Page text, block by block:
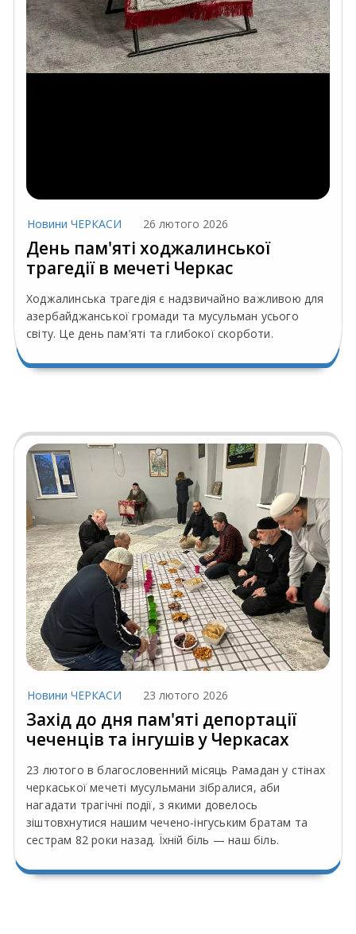
Новини ЧЕРКАСИ 26 лютого 2026
День пам'яті ходжалинської
трагедії в мечеті Черкас
Ходжалинська трагедія є надзвичайно важливою для
азербайджанської громади та мусульман усього
світу. Це день пам’яті та глибокої скорботи.
Новини ЧЕРКАСИ 23 лютого 2026
Захід до дня пам'яті депортації
чеченців та інгушів у Черкасах
23 лютого в благословенний місяць Рамадан у стінах
черкаської мечеті мусульмани зібралися, аби
нагадати трагічні події, з якими довелось
зіштовхнутися нашим чечено-інгуським братам та
сестрам 82 роки назад. Їхній біль — наш біль.